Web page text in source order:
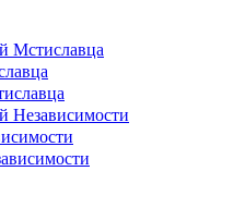
Мстиславца
Независимости